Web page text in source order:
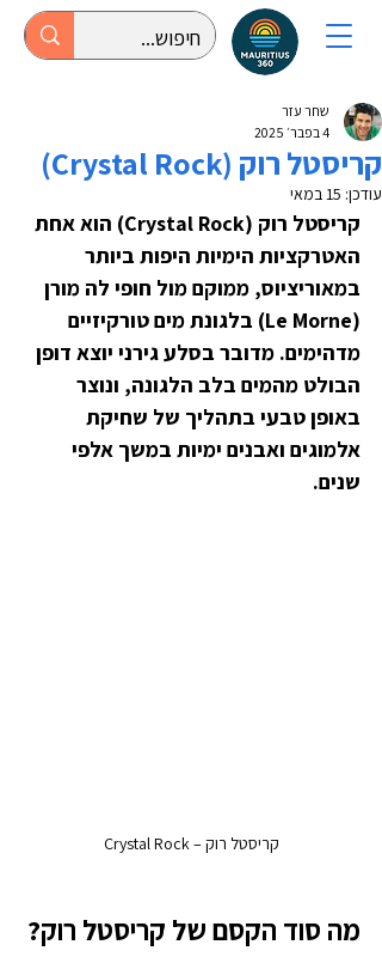
קריסטל רוק (Crystal Rock)
שחר עזר
4 בפבר׳ 2025
עודכן: 15 במאי
קריסטל רוק (Crystal Rock) הוא אחת
האטרקציות הימיות היפות ביותר
במאוריציוס, ממוקם מול חופי לה מורן
(Le Morne) בלגונת מים טורקיזיים
מדהימים. מדובר בסלע גירני יוצא דופן
הבולט מהמים בלב הלגונה, ונוצר
באופן טבעי בתהליך של שחיקת
אלמוגים ואבנים ימיות במשך אלפי
שנים.
קריסטל רוק – Crystal Rock
מה סוד הקסם של קריסטל רוק?